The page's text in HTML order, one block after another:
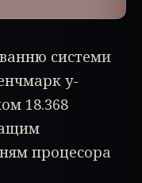
системи
y-
18.368
процесора